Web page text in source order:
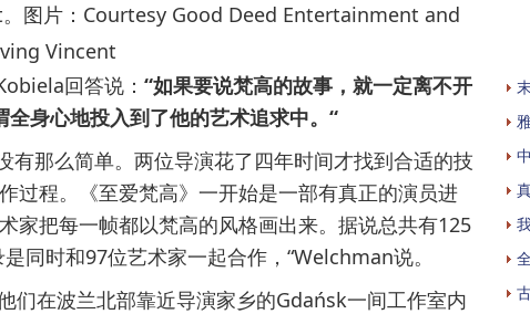
图片：Courtesy Good Deed Entertainment and
Vincent
回答说： “如果要说梵高的故事，就一定离不开
身心地投入到了他的艺术追求中。“
那么简单。两位导演花了四年时间才找到合适的技
过程。《至爱梵高》一开始是一部有真正的演员进
家把每一帧都以梵高的风格画出来。据说总共有125
同时和97位艺术家一起合作，“Welchman说。
在波兰北部靠近导演家乡的Gdańsk一间工作室内